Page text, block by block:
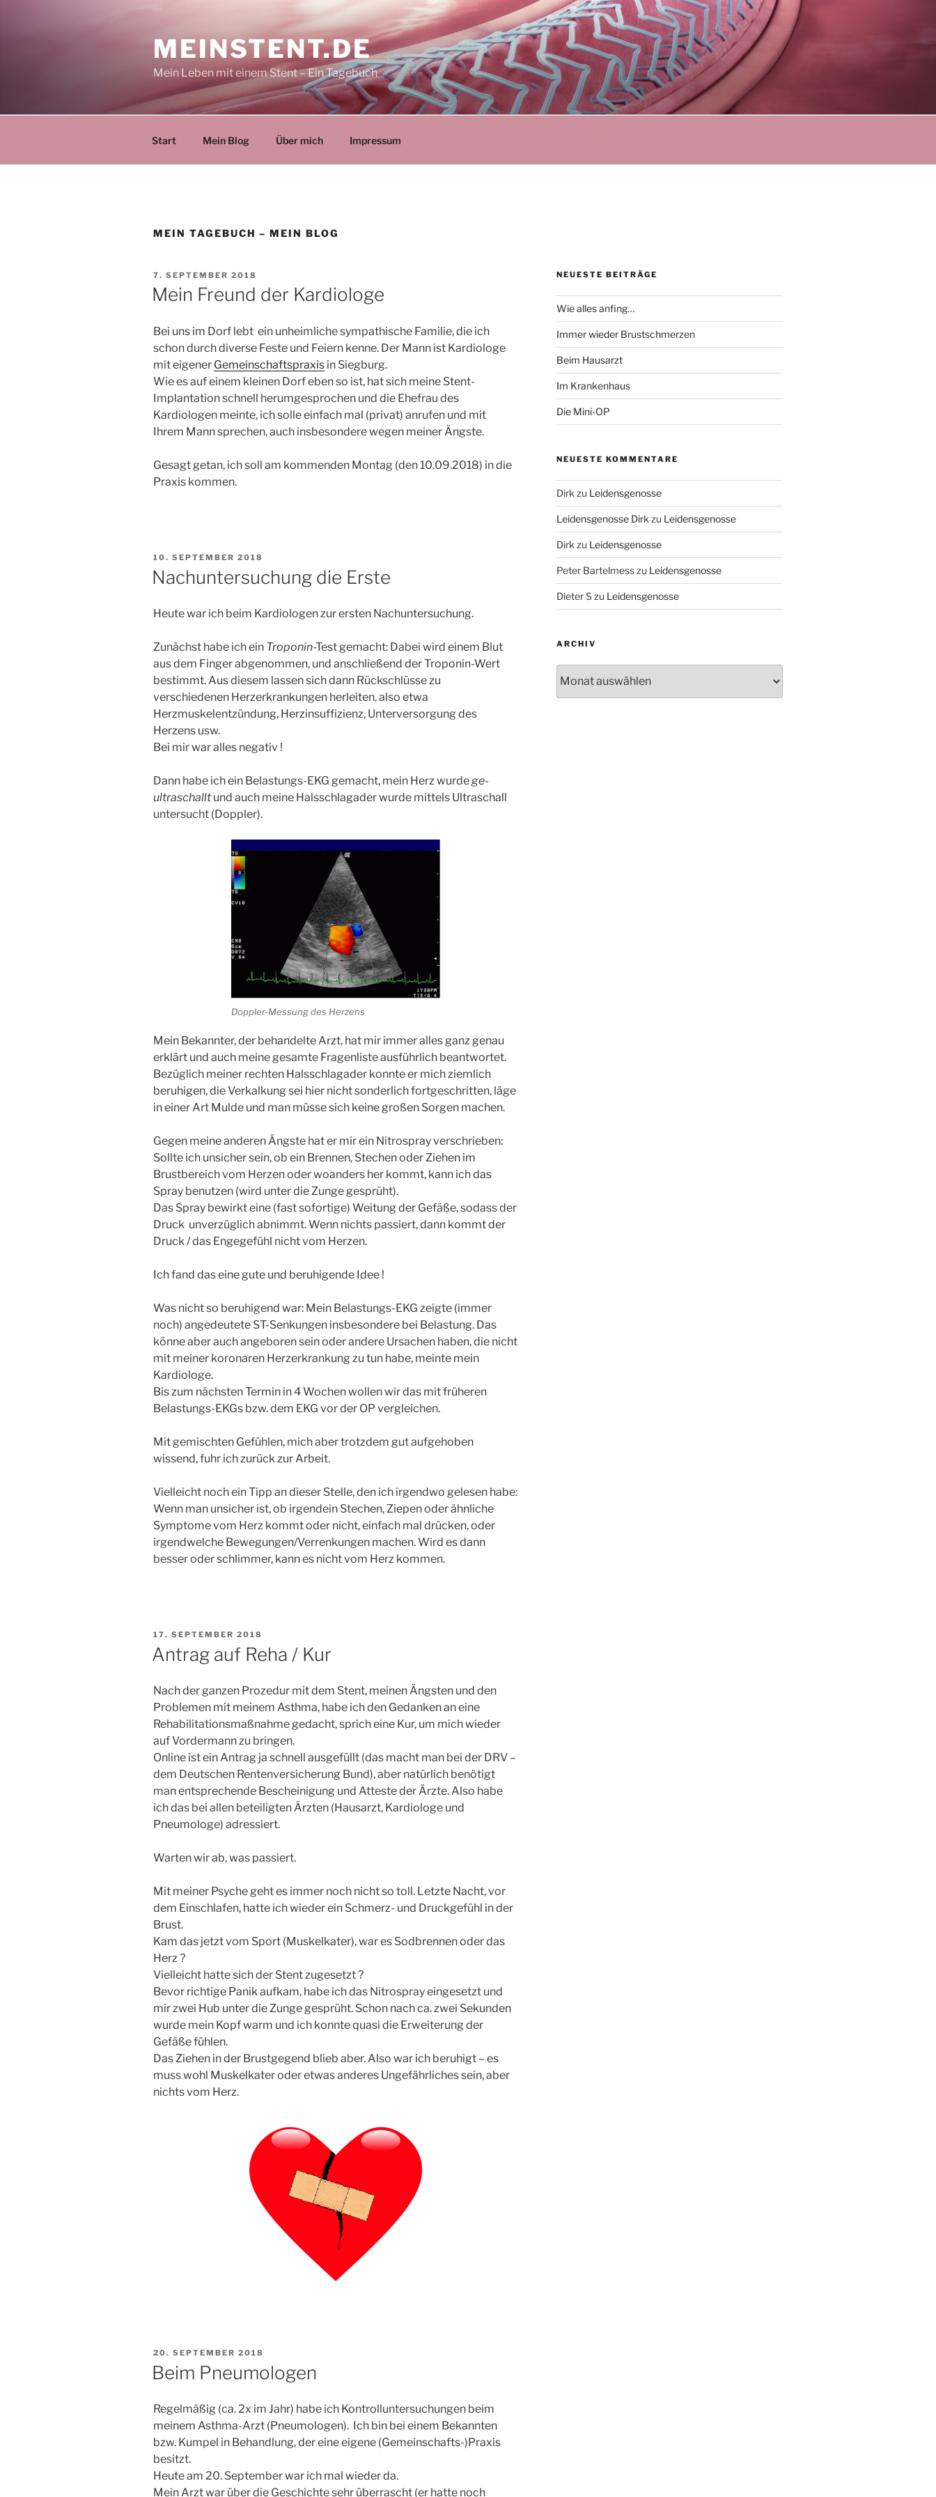
MEINSTENT.DE
Mein Leben mit einem Stent – Ein Tagebuch
Start Mein Blog Über mich Impressum
MEIN TAGEBUCH – MEIN BLOG
VERÖFFENTLICHT
AM
7. SEPTEMBER 2018
Mein Freund der Kardiologe
Bei uns im Dorf lebt ein unheimliche sympathische Familie, die ich
schon durch diverse Feste und Feiern kenne. Der Mann ist Kardiologe
mit eigener Gemeinschaftspraxis in Siegburg.
Wie es auf einem kleinen Dorf eben so ist, hat sich meine Stent-
Implantation schnell herumgesprochen und die Ehefrau des
Kardiologen meinte, ich solle einfach mal (privat) anrufen und mit
Ihrem Mann sprechen, auch insbesondere wegen meiner Ängste.
Gesagt getan, ich soll am kommenden Montag (den 10.09.2018) in die
Praxis kommen.
VERÖFFENTLICHT
10. SEPTEMBER 2018
Nachuntersuchung die Erste
Heute war ich beim Kardiologen zur ersten Nachuntersuchung.
Zunächst habe ich ein Troponin-Test gemacht: Dabei wird einem Blut
aus dem Finger abgenommen, und anschließend der Troponin-Wert
bestimmt. Aus diesem lassen sich dann Rückschlüsse zu
verschiedenen Herzerkrankungen herleiten, also etwa
Herzmuskelentzündung, Herzinsuffizienz, Unterversorgung des
Herzens usw.
Bei mir war alles negativ !
Dann habe ich ein Belastungs-EKG gemacht, mein Herz wurdege-
ultraschallt und auch meine Halsschlagader wurde mittels Ultraschall
untersucht (Doppler).
Doppler-Messung des Herzens
Mein Bekannter, der behandelte Arzt, hat mir immer alles ganz genau
erklärt und auch meine gesamte Fragenliste ausführlich beantwortet.
Bezüglich meiner rechten Halsschlagader konnte er mich ziemlich
beruhigen, die Verkalkung sei hier nicht sonderlich fortgeschritten, läge
in einer Art Mulde und man müsse sich keine großen Sorgen machen.
Gegen meine anderen Ängste hat er mir ein Nitrospray verschrieben:
Sollte ich unsicher sein, ob ein Brennen, Stechen oder Ziehen im
Brustbereich vom Herzen oder woanders her kommt, kann ich das
Spray benutzen (wird unter die Zunge gesprüht).
Das Spray bewirkt eine (fast sofortige) Weitung der Gefäße, sodass der
Druck unverzüglich abnimmt. Wenn nichts passiert, dann kommt der
Druck / das Engegefühl nicht vom Herzen.
Ich fand das eine gute und beruhigende Idee !
Was nicht so beruhigend war: Mein Belastungs-EKG zeigte (immer
noch) angedeutete ST-Senkungen insbesondere bei Belastung. Das
könne aber auch angeboren sein oder andere Ursachen haben, die nicht
mit meiner koronaren Herzerkrankung zu tun habe, meinte mein
Kardiologe.
Bis zum nächsten Termin in 4 Wochen wollen wir das mit früheren
Belastungs-EKGs bzw. dem EKG vor der OP vergleichen.
Mit gemischten Gefühlen, mich aber trotzdem gut aufgehoben
wissend, fuhr ich zurück zur Arbeit.
Vielleicht noch ein Tipp an dieser Stelle, den ich irgendwo gelesen habe:
Wenn man unsicher ist, ob irgendein Stechen, Ziepen oder ähnliche
Symptome vom Herz kommt oder nicht, einfach mal drücken, oder
irgendwelche Bewegungen/Verrenkungen machen. Wird es dann
besser oder schlimmer, kann es nicht vom Herz kommen.
VERÖFFENTLICHT
AM
17. SEPTEMBER 2018
Antrag auf Reha / Kur
Nach der ganzen Prozedur mit dem Stent, meinen Ängsten und den
Problemen mit meinem Asthma, habe ich den Gedanken an eine
Rehabilitationsmaßnahme gedacht, sprich eine Kur, um mich wieder
auf Vordermann zu bringen.
Online ist ein Antrag ja schnell ausgefüllt (das macht man bei der DRV –
dem Deutschen Rentenversicherung Bund), aber natürlich benötigt
man entsprechende Bescheinigung und Atteste der Ärzte. Also habe
ich das bei allen beteiligten Ärzten (Hausarzt, Kardiologe und
Pneumologe) adressiert.
Warten wir ab, was passiert.
Mit meiner Psyche geht es immer noch nicht so toll. Letzte Nacht, vor
dem Einschlafen, hatte ich wieder ein Schmerz- und Druckgefühl in der
Brust.
Kam das jetzt vom Sport (Muskelkater), war es Sodbrennen oder das
Herz ?
Vielleicht hatte sich der Stent zugesetzt ?
Bevor richtige Panik aufkam, habe ich das Nitrospray eingesetzt und
mir zwei Hub unter die Zunge gesprüht. Schon nach ca. zwei Sekunden
wurde mein Kopf warm und ich konnte quasi die Erweiterung der
Gefäße fühlen.
Das Ziehen in der Brustgegend blieb aber. Also war ich beruhigt – es
muss wohl Muskelkater oder etwas anderes Ungefährliches sein, aber
nichts vom Herz.
VERÖFFENTLICHT
AM
20. SEPTEMBER 2018
Beim Pneumologen
Regelmäßig (ca. 2x im Jahr) habe ich Kontrolluntersuchungen beim
meinem Asthma-Arzt (Pneumologen). Ich bin bei einem Bekannten
bzw. Kumpel in Behandlung, der eine eigene (Gemeinschafts-)Praxis
besitzt.
Heute am 20. September war ich mal wieder da.
Mein Arzt war über die Geschichte sehr überrascht (er hatte noch
NEUESTE BEITRÄGE
Wie alles anfing…
Immer wieder Brustschmerzen
Beim Hausarzt
Im Krankenhaus
Die Mini-OP
NEUESTE KOMMENTARE
Dirk zu Leidensgenosse
Leidensgenosse Dirk zu Leidensgenosse
Dirk zu Leidensgenosse
Peter Bartelmesszu Leidensgenosse
Dieter Szu Leidensgenosse
ARCHIV